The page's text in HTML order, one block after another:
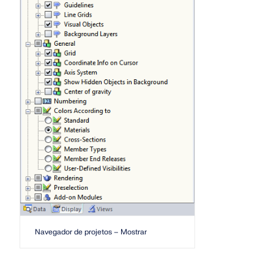
Documentação da API
Índice
Primeiros passos
Aplicações
Objetos de modelo
Assinaturas e preços
Exemplos
AEF para ligações de aço
Projete e analise conexões de aço utilizando
CBFEM, de acordo com EN 1993‑1‑8 e AISC 360,
totalmente integrado no RFEM 6 para fluxos de
Navegador de projetos – Mostrar